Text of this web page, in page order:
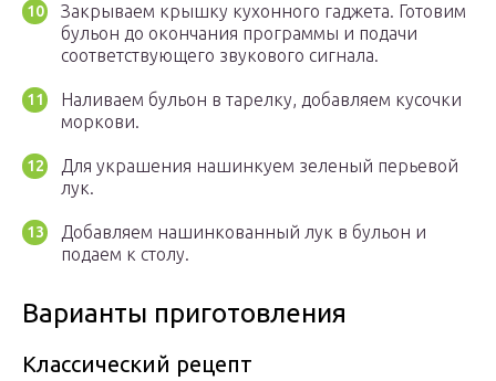
Закрываем крышку кухонного гаджета. Готовим
бульон до окончания программы и подачи
соответствующего звукового сигнала.
Наливаем бульон в тарелку, добавляем кусочки
моркови.
Для украшения нашинкуем зеленый перьевой
лук.
Добавляем нашинкованный лук в бульон и
подаем к столу.
Варианты приготовления
Классический рецепт